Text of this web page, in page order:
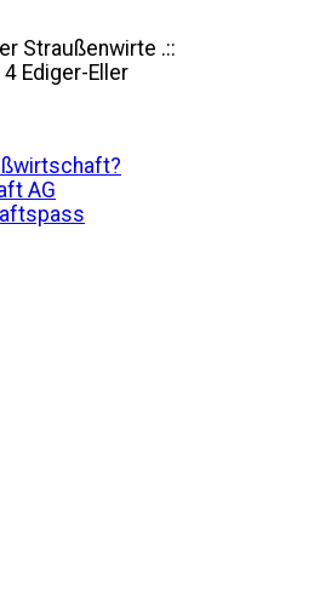
Straußenwirte .::
Ediger-Eller
AG